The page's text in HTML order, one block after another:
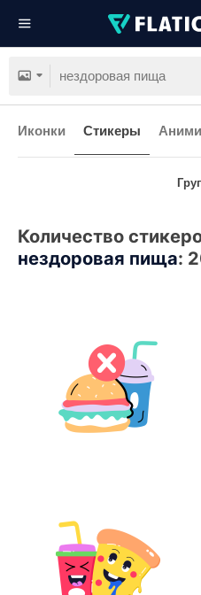
Иконки Стикеры
Количество
нездоровая пища: